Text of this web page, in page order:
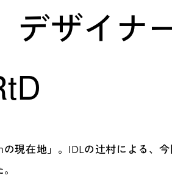
デザイナ
現在地」。IDLの辻村による、